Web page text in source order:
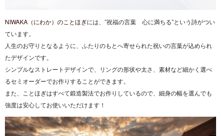
NIWAKA（にわか）のことほぎには、”祝福の言葉 心に満ちる”という詩がつい
ています。
人生のお守りとなるように、ふたりのもとへ寄せられた祝いの言葉が込められ
たデザインです。
シンプルなストレートデザインで、リングの形状や太さ、素材など細かく選べ
るセミオーダーでお作りすることができます。
また、ことほぎはすべて鍛造製法でお作りしているので、細身の幅を選んでも
強度は安心してお使いいただけます！